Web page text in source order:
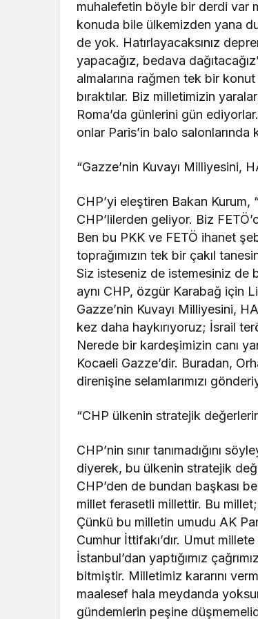
muhalefetin böyle bir derdi var
konuda bile ülkemizden yana
de yok. Hatırlayacaksınız
yapacağız, bedava
almalarına rağmen tek bir
bıraktılar. Biz milletimizin
Roma’da günlerini gün
onlar Paris’in balo salonlarında
“Gazze’nin Kuvayı Milliyesini,
CHP’yi eleştiren Bakan
CHP’lilerden geliyor. Biz
Ben bu PKK ve FETÖ ihanet
toprağımızın tek bir çakıl
Siz isteseniz de istemesiniz de
aynı CHP, özgür Karabağ için
Gazze’nin Kuvayı Milliyesini,
kez daha haykırıyoruz; İsrail
Nerede bir kardeşimizin canı
Kocaeli Gazze’dir. Buradan,
direnişine selamlarımızı
“CHP ülkenin stratejik
CHP’nin sınır tanımadığını
diyerek, bu ülkenin stratejik
CHP’den de bundan başkası
millet ferasetli millettir. Bu
Çünkü bu milletin umudu AK
Cumhur İttifakı’dır. Umut
İstanbul’dan yaptığımız
bitmiştir. Milletimiz kararını
maalesef hala meydanda
gündemlerin peşine
Güncel
Özlem
indirimsiz
müebbet
verildi